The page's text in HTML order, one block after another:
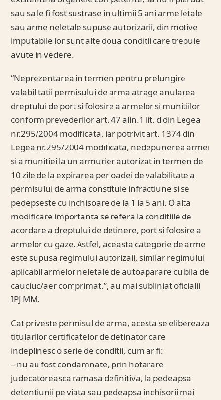
sau sa le fi fost sustrase in ultimii 5 ani arme letale
sau arme neletale supuse autorizarii, din motive
imputabile lor sunt alte doua conditii care trebuie
avute in vedere.
“Neprezentarea in termen pentru prelungire
valabilitatii permisului de arma atrage anularea
dreptului de port si folosire a armelor si munitiilor
conform prevederilor art. 47 alin.1 lit. d din Legea
nr.295/2004 modificata, iar potrivit art. 1374 din
Legea nr.295/2004 modificata, nedepunerea armei
si a munitiei la un armurier autorizat in termen de
10 zile de la expirarea perioadei de valabilitate a
permisului de arma constituie infractiune si se
pedepseste cu inchisoare de la 1 la 5 ani. O alta
modificare importanta se refera la conditiile de
acordare a dreptului de detinere, port si folosire a
armelor cu gaze. Astfel, aceasta categorie de arme
este supusa regimului autorizaii, similar regimului
aplicabil armelor neletale de autoaparare cu bila de
cauciuc/aer comprimat.”, au mai subliniat oficialii
IPJ MM.
Cat priveste permisul de arma, acesta se elibereaza
titularilor certificatelor de detinator care
indeplinesc o serie de conditii, cum ar fi:
– nu au fost condamnate, prin hotarare
judecatoreasca ramasa definitiva, la pedeapsa
detentiunii pe viata sau pedeapsa inchisorii mai